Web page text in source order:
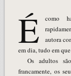
É
como habitualmente uma leitura agradável, que
autora
em dia, tudo em
Os adultos
francamente, os